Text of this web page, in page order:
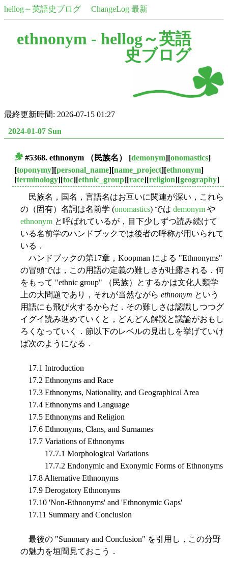
hellog～英語史ブログ ChangeLog 最新
ethnonym - hellog～英語
史ブログ
最終更新時間: 2026-07-15 01:27
2024-01-07 Sun
#5368. ethnonym （民族名） [demonym][onomastics]
[toponymy][personal_name][name_project][ethnonym]
[terminology][toc][ethnic_group][race][religion][geography]
民族名，国名，言語名はお互いに関連が深い，これら
の（固有）名詞は名前学 (onomastics) では demonym や
ethnonym と呼ばれているが，目下少しずつ読み続けて
いる名前学のハンドブックでは後者の呼称が用いられて
いる．
ハンドブックの第17章，Koopman による "Ethnonyms"
の冒頭では，この用語の定義の難しさが吐露される．何
をもって "ethnic group" （民族）とするかは文化人類学
上の大問題であり，それが当然ながら ethnonym という
用語にも飛び火するからだ．その難しさは認識しつつグ
イグイ読み進めていくと，どんどん解説と議論がおもし
ろくなっていく．節以下のレベルの見出しを挙げていけ
ば次のようになる．
17.1 Introduction
17.2 Ethnonyms and Race
17.3 Ethnonyms, Nationality, and Geographical Area
17.4 Ethnonyms and Language
17.5 Ethnonyms and Religion
17.6 Ethnonyms, Clans, and Surnames
17.7 Variations of Ethnonyms
17.7.1 Morphological Variations
17.7.2 Endonymic and Exonymic Forms of Ethnonyms
17.8 Alternative Ethnonyms
17.9 Derogatory Ethnonyms
17.10 'Non-Ethnonyms' and 'Ethnonymic Gaps'
17.11 Summary and Conclusion
最後の "Summary and Conclusion" を引用し，この分野
の魅力を垣間見ておこう．